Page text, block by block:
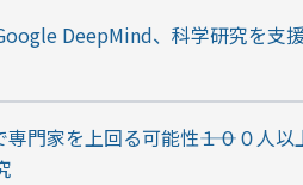
DeepMind、科学研究を支
門家を上回る可能性――１００人